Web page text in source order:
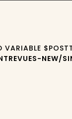
VARIABLE
NEW/